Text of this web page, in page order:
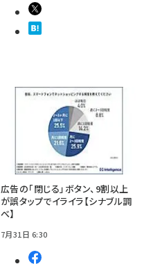
広告の「閉じる」ボタン、9割以上
が誤タップでイライラ【シナブル調
べ】
7月31日 6:30